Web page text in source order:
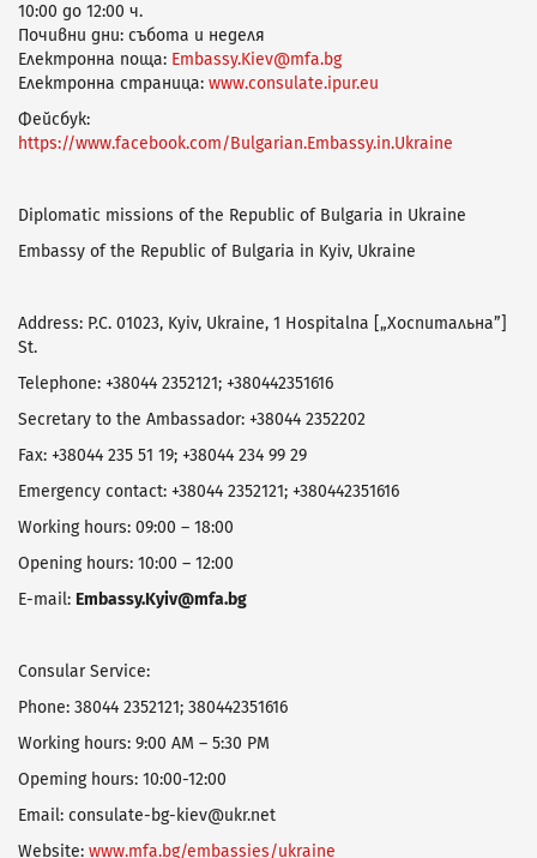
10:00 до 12:00 ч.
Почивни дни: събота и неделя
Електронна поща: Embassy.Kiev@mfa.bg
Електронна страница: www.consulate.ipur.eu
Фейсбук:
https://www.facebook.com/Bulgarian.Embassy.in.Ukraine
Diplomatic missions of the Republic of Bulgaria in Ukraine
Embassy of the Republic of Bulgaria in Kyiv, Ukraine
Address: P.C. 01023, Kyiv, Ukraine, 1 Hospitalna [„Хоспитальна”]
St.
Telephone: +38044 2352121; +380442351616
Secretary to the Ambassador: +38044 2352202
Fax: +38044 235 51 19; +38044 234 99 29
Emergency contact: +38044 2352121; +380442351616
Working hours: 09:00 – 18:00
Opening hours: 10:00 – 12:00
E-mail: Embassy.Kyiv@mfa.bg
Consular Service:
Phone: 38044 2352121; 380442351616
Working hours: 9:00 AM – 5:30 PM
Opeming hours: 10:00-12:00
Email: consulate-bg-kiev@ukr.net
Website: www.mfa.bg/embassies/ukraine